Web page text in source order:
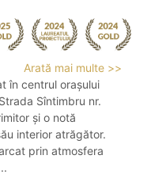
Arată mai multe >>
în centrul orașului
Sîntimbru nr.
și o notă
interior atrăgător.
prin atmosfera